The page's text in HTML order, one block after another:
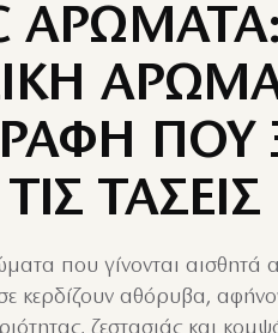
ΠΟΥ
ΤΑΣΕΙΣ
που γίνονται αισθητά
κερδίζουν αθόρυβα,